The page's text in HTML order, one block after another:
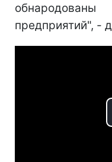
предприятий", -